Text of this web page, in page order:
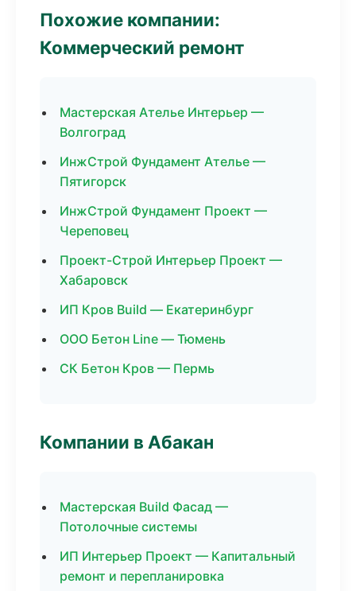
Похожие компании:
Коммерческий ремонт
Мастерская Ателье Интерьер —
Волгоград
ИнжСтрой Фундамент Ателье —
Пятигорск
ИнжСтрой Фундамент Проект —
Череповец
Проект-Строй Интерьер Проект —
Хабаровск
ИП Кров Build — Екатеринбург
ООО Бетон Line — Тюмень
СК Бетон Кров — Пермь
Компании в Абакан
Мастерская Build Фасад —
Потолочные системы
ИП Интерьер Проект — Капитальный
ремонт и перепланировка